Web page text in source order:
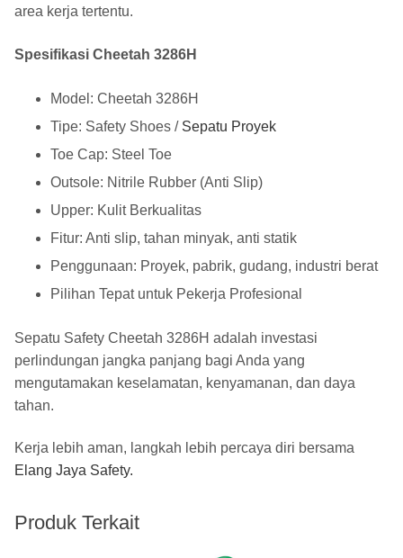
area kerja tertentu.
Spesifikasi Cheetah 3286H
Model: Cheetah 3286H
Tipe: Safety Shoes / Sepatu Proyek
Toe Cap: Steel Toe
Outsole: Nitrile Rubber (Anti Slip)
Upper: Kulit Berkualitas
Fitur: Anti slip, tahan minyak, anti statik
Penggunaan: Proyek, pabrik, gudang, industri berat
Pilihan Tepat untuk Pekerja Profesional
Sepatu Safety Cheetah 3286H adalah investasi
perlindungan jangka panjang bagi Anda yang
mengutamakan keselamatan, kenyamanan, dan daya
tahan.
Kerja lebih aman, langkah lebih percaya diri bersama
Elang Jaya Safety.
Produk Terkait